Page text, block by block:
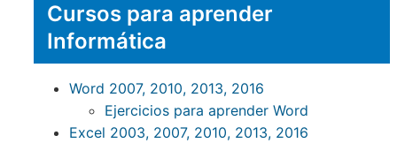
Cursos para aprender
Informática
Word 2007, 2010, 2013, 2016
Ejercicios para aprender Word
Excel 2003, 2007, 2010, 2013, 2016